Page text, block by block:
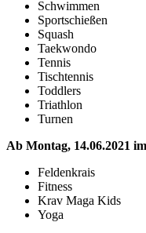
Schwimmen
Sportschießen
Squash
Taekwondo
Tennis
Tischtennis
Toddlers
Triathlon
Turnen
Ab Montag, 14.06.2021
Feldenkrais
Fitness
Krav Maga Kids
Yoga